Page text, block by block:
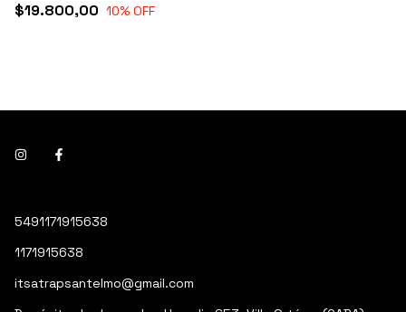
$19.800,00 10% OFF
5491171915638
1171915638
itsatrapsantelmo@gmail.com